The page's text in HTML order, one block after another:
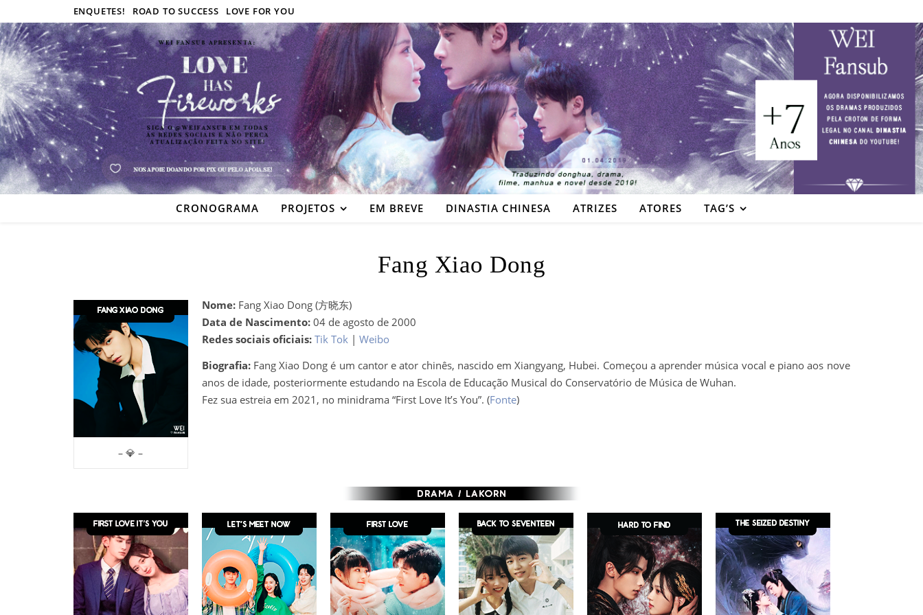
ENQUETES! ROAD TO SUCCESS LOVE FOR YOU
CRONOGRAMA PROJETOS EM BREVE DINASTIA CHINESA ATRIZES ATORES TAG’S
Fang Xiao Dong
– 💎 –
Nome:Fang Xiao Dong (方晓东)
Data de Nascimento:04 de agosto de 2000
Redes sociais oficiais: Tik Tok| Weibo
Biografia: Fang Xiao Dong é um cantor e ator chinês, nascido em Xiangyang, Hubei. Começou a aprender música vocal e piano aos nove
anos de idade, posteriormente estudando na Escola de Educação Musical do Conservatório de Música de Wuhan.
Fez sua estreia em 2021, no minidrama “First Love It’s You”. (Fonte)